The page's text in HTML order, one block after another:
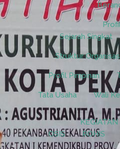
Sejarah Singkat
Struktur
Profil Pimpinan
Tata Usaha Wali
KEGIATAN
OSIS
ROHIS